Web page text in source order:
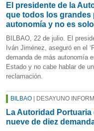
El presidente de la
que todos los grandes
autonomía y no es
BILBAO, 22 de julio. El
Iván Jiménez, aseguró en el
demanda de más autonomía
Estado y no cabe hablar de
reclamación.
BILBAO | DESAYUNO
La Autoridad
nueve de diez